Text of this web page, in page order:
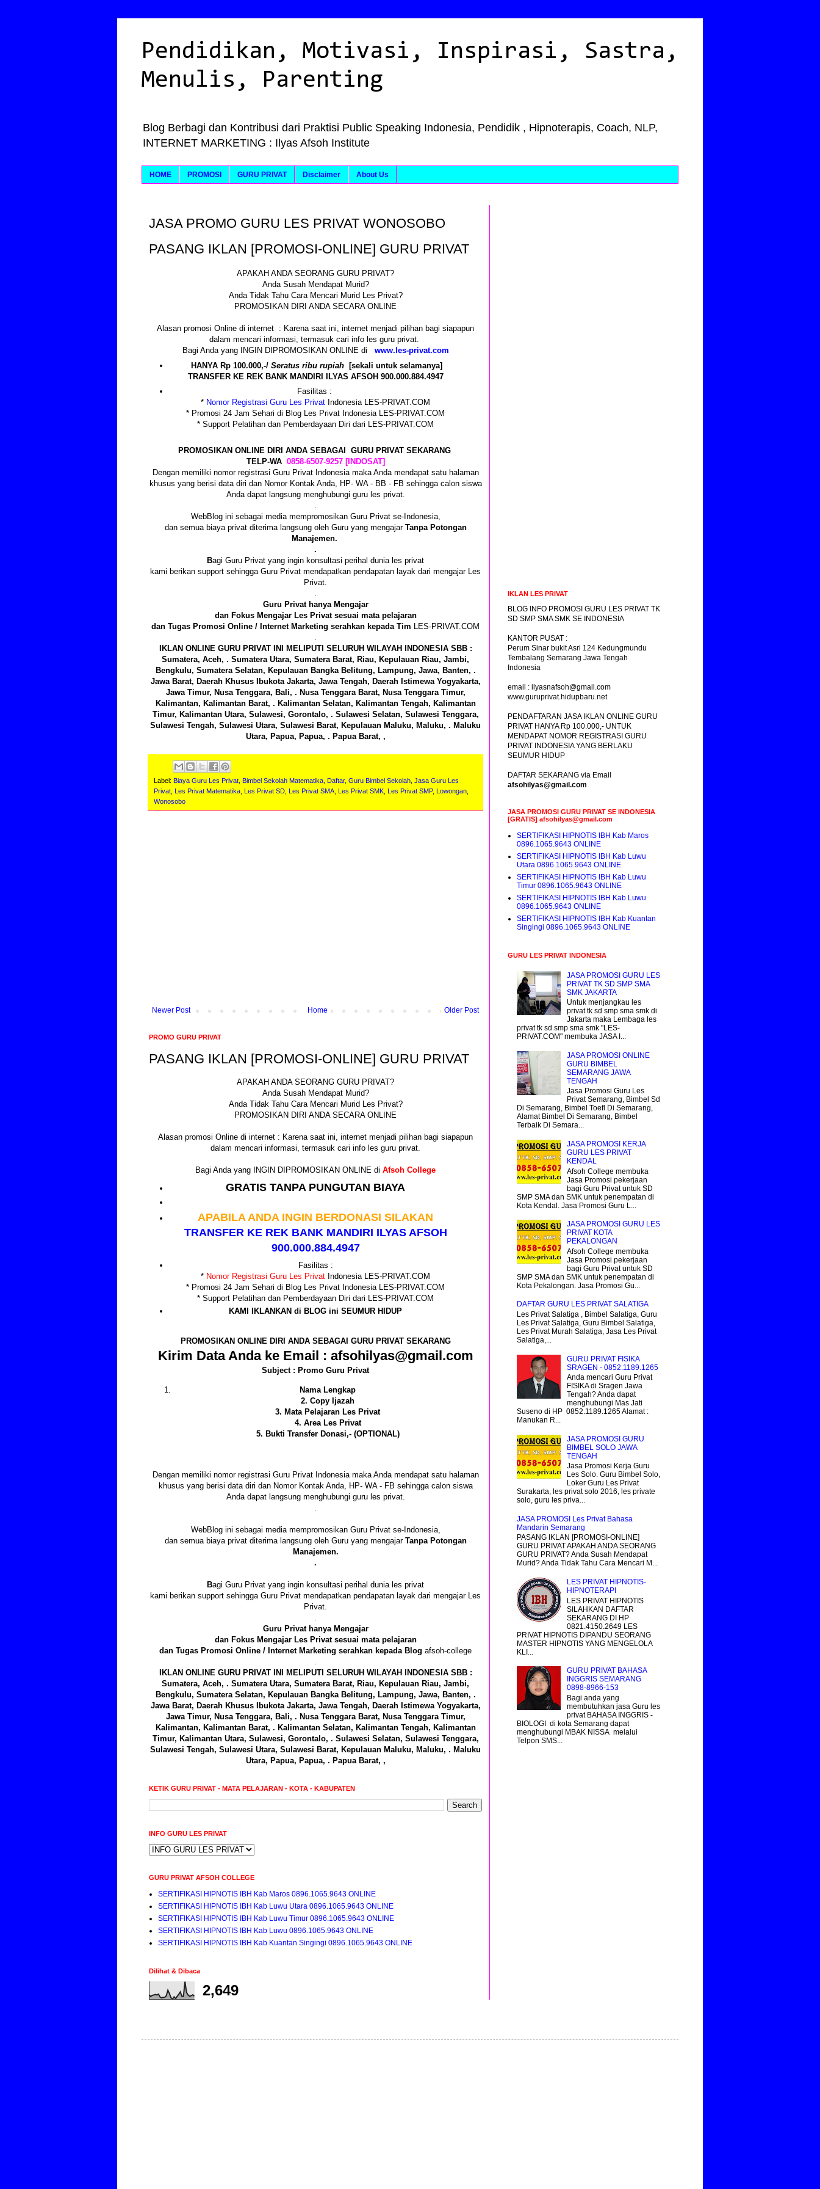
Pendidikan, Motivasi, Inspirasi, Sastra,
Menulis, Parenting
Blog Berbagi dan Kontribusi dari Praktisi Public Speaking Indonesia, Pendidik , Hipnoterapis, Coach, NLP,
INTERNET MARKETING : Ilyas Afsoh Institute
HOME PROMOSI GURU PRIVAT Disclaimer About Us
JASA PROMO GURU LES PRIVAT WONOSOBO
PASANG IKLAN [PROMOSI-ONLINE] GURU PRIVAT
APAKAH ANDA SEORANG GURU PRIVAT?
Anda Susah Mendapat Murid?
Anda Tidak Tahu Cara Mencari Murid Les Privat?
PROMOSIKAN DIRI ANDA SECARA ONLINE
Alasan promosi Online di internet : Karena saat ini, internet menjadi pilihan bagi siapapun
dalam mencari informasi, termasuk cari info les guru privat.
Bagi Anda yang INGIN DIPROMOSIKAN ONLINE di www.les-privat.com
HANYA Rp 100.000,-/ Seratus ribu rupiah
[sekali untuk selamanya]
TRANSFER KE REK BANK MANDIRI ILYAS AFSOH 900.000.884.4947
Fasilitas :
* Nomor Registrasi Guru Les Privat Indonesia LES-PRIVAT.COM
* Promosi 24 Jam Sehari di Blog Les Privat Indonesia LES-PRIVAT.COM
* Support Pelatihan dan Pemberdayaan Diri dari LES-PRIVAT.COM
PROMOSIKAN ONLINE DIRI ANDA SEBAGAI GURU PRIVAT SEKARANG
TELP-WA 0858-6507-9257 [INDOSAT]
Dengan memiliki nomor registrasi Guru Privat Indonesia maka Anda mendapat satu halaman
khusus yang berisi data diri dan Nomor Kontak Anda, HP- WA - BB - FB sehingga calon siswa
Anda dapat langsung menghubungi guru les privat.
WebBlog ini sebagai media mempromosikan Guru Privat se-Indonesia,
dan semua biaya privat diterima langsung oleh Guru yang mengajar Tanpa Potongan
Manajemen.
.
Bagi Guru Privat yang ingin konsultasi perihal dunia les privat
kami berikan support sehingga Guru Privat mendapatkan pendapatan layak dari mengajar Les
Privat.
Guru Privat hanya Mengajar
dan Fokus Mengajar Les Privat sesuai mata pelajaran
dan Tugas Promosi Online / Internet Marketing serahkan kepada Tim
LES-PRIVAT.COM
IKLAN ONLINE GURU PRIVAT INI MELIPUTI SELURUH WILAYAH INDONESIA SBB :
Sumatera, Aceh, . Sumatera Utara, Sumatera Barat, Riau, Kepulauan Riau, Jambi,
Bengkulu, Sumatera Selatan, Kepulauan Bangka Belitung, Lampung, Jawa, Banten, .
Jawa Barat, Daerah Khusus Ibukota Jakarta, Jawa Tengah, Daerah Istimewa Yogyakarta,
Jawa Timur, Nusa Tenggara, Bali, . Nusa Tenggara Barat, Nusa Tenggara Timur,
Kalimantan, Kalimantan Barat, . Kalimantan Selatan, Kalimantan Tengah, Kalimantan
Timur, Kalimantan Utara, Sulawesi, Gorontalo, . Sulawesi Selatan, Sulawesi Tenggara,
Sulawesi Tengah, Sulawesi Utara, Sulawesi Barat, Kepulauan Maluku, Maluku, . Maluku
Utara, Papua, Papua, . Papua Barat, ,
Label: Biaya Guru Les Privat Bimbel Sekolah Matematika Daftar, Guru Bimbel Sekolah Jasa Guru Les
Privat
Les Privat Matematika Les Privat SD Les Privat SMA Les Privat SMK Les Privat SMP, Lowongan
Wonosobo
Newer Post Older Post
Home
PROMO GURU PRIVAT
PASANG IKLAN [PROMOSI-ONLINE] GURU PRIVAT
APAKAH ANDA SEORANG GURU PRIVAT?
Anda Susah Mendapat Murid?
Anda Tidak Tahu Cara Mencari Murid Les Privat?
PROMOSIKAN DIRI ANDA SECARA ONLINE
Alasan promosi Online di internet : Karena saat ini, internet menjadi pilihan bagi siapapun
dalam mencari informasi, termasuk cari info les guru privat.
Bagi Anda yang INGIN DIPROMOSIKAN ONLINE di Afsoh College
GRATIS TANPA PUNGUTAN BIAYA
APABILA ANDA INGIN BERDONASI SILAKAN
TRANSFER KE REK BANK MANDIRI ILYAS AFSOH
900.000.884.4947
Fasilitas :
* Nomor Registrasi Guru Les Privat Indonesia LES-PRIVAT.COM
* Promosi 24 Jam Sehari di Blog Les Privat Indonesia LES-PRIVAT.COM
* Support Pelatihan dan Pemberdayaan Diri dari LES-PRIVAT.COM
KAMI IKLANKAN di BLOG ini SEUMUR HIDUP
PROMOSIKAN ONLINE DIRI ANDA SEBAGAI GURU PRIVAT SEKARANG
Kirim Data Anda ke Email : afsohilyas@gmail.com
Subject : Promo Guru Privat
Nama Lengkap
2. Copy Ijazah
3. Mata Pelajaran Les Privat
4. Area Les Privat
5. Bukti Transfer Donasi,- (OPTIONAL)
Dengan memiliki nomor registrasi Guru Privat Indonesia maka Anda mendapat satu halaman
khusus yang berisi data diri dan Nomor Kontak Anda, HP- WA - FB sehingga calon siswa
Anda dapat langsung menghubungi guru les privat.
WebBlog ini sebagai media mempromosikan Guru Privat se-Indonesia,
dan semua biaya privat diterima langsung oleh Guru yang mengajar Tanpa Potongan
Manajemen.
.
Bagi Guru Privat yang ingin konsultasi perihal dunia les privat
kami berikan support sehingga Guru Privat mendapatkan pendapatan layak dari mengajar Les
Privat.
Guru Privat hanya Mengajar
dan Fokus Mengajar Les Privat sesuai mata pelajaran
dan Tugas Promosi Online / Internet Marketing serahkan kepada Blog afsoh-college
IKLAN ONLINE GURU PRIVAT INI MELIPUTI SELURUH WILAYAH INDONESIA SBB :
Sumatera, Aceh, . Sumatera Utara, Sumatera Barat, Riau, Kepulauan Riau, Jambi,
Bengkulu, Sumatera Selatan, Kepulauan Bangka Belitung, Lampung, Jawa, Banten, .
Jawa Barat, Daerah Khusus Ibukota Jakarta, Jawa Tengah, Daerah Istimewa Yogyakarta,
Jawa Timur, Nusa Tenggara, Bali, . Nusa Tenggara Barat, Nusa Tenggara Timur,
Kalimantan, Kalimantan Barat, . Kalimantan Selatan, Kalimantan Tengah, Kalimantan
Timur, Kalimantan Utara, Sulawesi, Gorontalo, . Sulawesi Selatan, Sulawesi Tenggara,
Sulawesi Tengah, Sulawesi Utara, Sulawesi Barat, Kepulauan Maluku, Maluku, . Maluku
Utara, Papua, Papua, . Papua Barat, ,
KETIK GURU PRIVAT - MATA PELAJARAN - KOTA - KABUPATEN
INFO GURU LES PRIVAT
GURU PRIVAT AFSOH COLLEGE
SERTIFIKASI HIPNOTIS IBH Kab Maros 0896.1065.9643 ONLINE
SERTIFIKASI HIPNOTIS IBH Kab Luwu Utara 0896.1065.9643 ONLINE
SERTIFIKASI HIPNOTIS IBH Kab Luwu Timur 0896.1065.9643 ONLINE
SERTIFIKASI HIPNOTIS IBH Kab Luwu 0896.1065.9643 ONLINE
SERTIFIKASI HIPNOTIS IBH Kab Kuantan Singingi 0896.1065.9643 ONLINE
Dilihat & Dibaca
2,649
IKLAN LES PRIVAT
BLOG INFO PROMOSI GURU LES PRIVAT TK
SD SMP SMA SMK SE INDONESIA
KANTOR PUSAT :
Perum Sinar bukit Asri 124 Kedungmundu
Tembalang Semarang Jawa Tengah
Indonesia
email : ilyasnafsoh@gmail.com
www.guruprivat.hidupbaru.net
PENDAFTARAN JASA IKLAN ONLINE GURU
PRIVAT HANYA Rp 100.000,- UNTUK
MENDAPAT NOMOR REGISTRASI GURU
PRIVAT INDONESIA YANG BERLAKU
SEUMUR HIDUP
DAFTAR SEKARANG via Email
afsohilyas@gmail.com
JASA PROMOSI GURU PRIVAT SE INDONESIA
[GRATIS] afsohilyas@gmail.com
SERTIFIKASI HIPNOTIS IBH Kab Maros
0896.1065.9643 ONLINE
SERTIFIKASI HIPNOTIS IBH Kab Luwu
Utara 0896.1065.9643 ONLINE
SERTIFIKASI HIPNOTIS IBH Kab Luwu
Timur 0896.1065.9643 ONLINE
SERTIFIKASI HIPNOTIS IBH Kab Luwu
0896.1065.9643 ONLINE
SERTIFIKASI HIPNOTIS IBH Kab Kuantan
Singingi 0896.1065.9643 ONLINE
GURU LES PRIVAT INDONESIA
JASA PROMOSI GURU LES
PRIVAT TK SD SMP SMA
SMK JAKARTA
Untuk menjangkau les
privat tk sd smp sma smk di
Jakarta maka Lembaga les
privat tk sd smp sma smk "LES-
PRIVAT.COM" membuka JASA I...
JASA PROMOSI ONLINE
GURU BIMBEL
SEMARANG JAWA
TENGAH
Jasa Promosi Guru Les
Privat Semarang, Bimbel Sd
Di Semarang, Bimbel Toefl Di Semarang,
Alamat Bimbel Di Semarang, Bimbel
Terbaik Di Semara...
JASA PROMOSI KERJA
GURU LES PRIVAT
KENDAL
Afsoh College membuka
Jasa Promosi pekerjaan
bagi Guru Privat untuk SD
SMP SMA dan SMK untuk penempatan di
Kota Kendal. Jasa Promosi Guru L...
JASA PROMOSI GURU LES
PRIVAT KOTA
PEKALONGAN
Afsoh College membuka
Jasa Promosi pekerjaan
bagi Guru Privat untuk SD
SMP SMA dan SMK untuk penempatan di
Kota Pekalongan. Jasa Promosi Gu...
DAFTAR GURU LES PRIVAT SALATIGA
Les Privat Salatiga , Bimbel Salatiga, Guru
Les Privat Salatiga, Guru Bimbel Salatiga,
Les Privat Murah Salatiga, Jasa Les Privat
Salatiga,...
GURU PRIVAT FISIKA
SRAGEN - 0852.1189.1265
Anda mencari Guru Privat
FISIKA di Sragen Jawa
Tengah? Anda dapat
menghubungi Mas Jati
Suseno di HP 0852.1189.1265 Alamat :
Manukan R...
JASA PROMOSI GURU
BIMBEL SOLO JAWA
TENGAH
Jasa Promosi Kerja Guru
Les Solo. Guru Bimbel Solo,
Loker Guru Les Privat
Surakarta, les privat solo 2016, les private
solo, guru les priva...
JASA PROMOSI Les Privat Bahasa
Mandarin Semarang
PASANG IKLAN [PROMOSI-ONLINE]
GURU PRIVAT APAKAH ANDA SEORANG
GURU PRIVAT? Anda Susah Mendapat
Murid? Anda Tidak Tahu Cara Mencari M...
LES PRIVAT HIPNOTIS-
HIPNOTERAPI
LES PRIVAT HIPNOTIS
SILAHKAN DAFTAR
SEKARANG DI HP
0821.4150.2649 LES
PRIVAT HIPNOTIS DIPANDU SEORANG
MASTER HIPNOTIS YANG MENGELOLA
KLI...
GURU PRIVAT BAHASA
INGGRIS SEMARANG
0898-8966-153
Bagi anda yang
membutuhkan jasa Guru les
privat BAHASA INGGRIS -
BIOLOGI di kota Semarang dapat
menghubungi MBAK NISSA melalui
Telpon SMS...